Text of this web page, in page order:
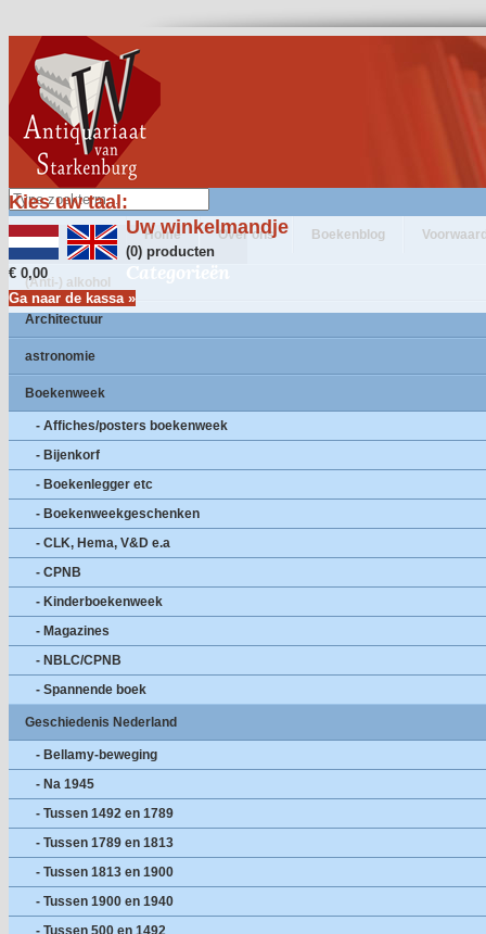
Kies uw taal:
Uw winkelmandje
(0) producten
€ 0,00
Ga naar de kassa »
Home Over ons Boekenblog
Categorieën
(Anti-) alkohol
Architectuur
astronomie
Boekenweek
- Affiches/posters boekenweek
- Bijenkorf
- Boekenlegger etc
- Boekenweekgeschenken
- CLK, Hema, V&D e.a
- CPNB
- Kinderboekenweek
- Magazines
- NBLC/CPNB
- Spannende boek
Geschiedenis Nederland
- Bellamy-beweging
- Na 1945
- Tussen 1492 en 1789
- Tussen 1789 en 1813
- Tussen 1813 en 1900
- Tussen 1900 en 1940
- Tussen 500 en 1492